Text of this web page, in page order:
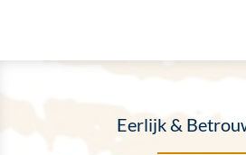
Eerlijk &